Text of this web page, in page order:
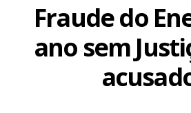
Fraude do
ano sem